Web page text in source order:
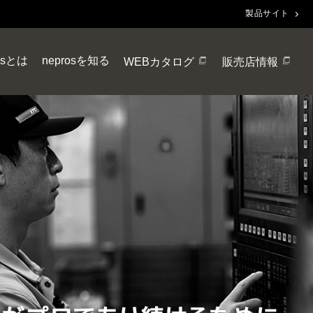
製品サイト
とは neprosを知る WEBカタログ 販売店情報